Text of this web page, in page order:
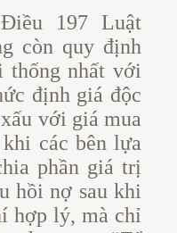
197 Luật
còn quy định
thống nhất với
định giá độc
với giá mua
các bên lựa
phần giá trị
hồi nợ sau khi
hợp lý, mà chỉ